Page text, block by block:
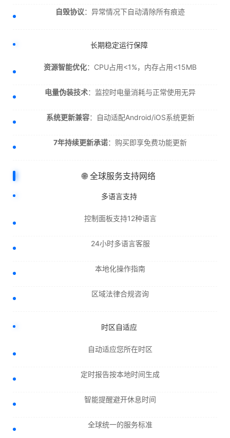
自毁协议：异常情况下自动清除所有痕迹
长期稳定运行保障
资源智能优化：CPU占用<1%，内存占用<15MB
电量伪装技术：监控时电量消耗与正常使用无异
系统更新兼容：自动适配Android/iOS系统更新
7年持续更新承诺：购买即享免费功能更新
🌐 全球服务支持网络
多语言支持
控制面板支持12种语言
24小时多语言客服
本地化操作指南
区域法律合规咨询
时区自适应
自动适应您所在时区
定时报告按本地时间生成
智能提醒避开休息时间
全球统一的服务标准